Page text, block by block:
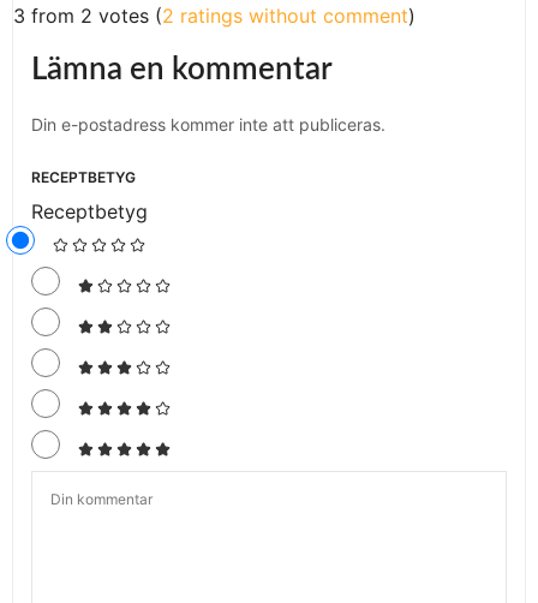
3 from 2 votes (2 ratings without comment)
Lämna en kommentar
Din e-postadress kommer inte att publiceras.
RECEPTBETYG
Receptbetyg